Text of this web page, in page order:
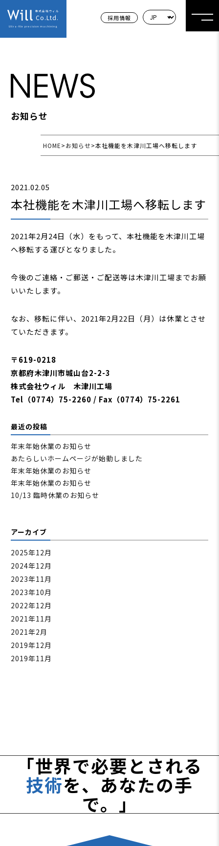
株式会社ウィル
Co.Ltd.
Ultra-file precision machining
採用情報
お知らせ
HOME>お知らせ>本社機能を木津川工場へ移転します
最近の投稿
年末年始休業のお知らせ
あたらしいホームページが始動しました
年末年始休業のお知らせ
年末年始休業のお知らせ
10/13 臨時休業のお知らせ
アーカイブ
2025年12月
2024年12月
2023年11月
2023年10月
2022年12月
2021年11月
2021年2月
2019年12月
2019年11月
2021.02.05
本社機能を木津川工場へ移転します
2021年2月24日（水）をもって、本社機能を木津川工場
へ移転する運びとなりました。
今後のご連絡・ご郵送・ご配送等は木津川工場までお願
いいたします。
なお、移転に伴い、2021年2月22日（月）は休業とさせ
ていただきます。
〒619-0218
京都府木津川市城山台2-2-3
株式会社ウィル 木津川工場
Tel（0774）75-2260 / Fax（0774）75-2261
「世界で必要とされる
技術を、あなたの手
で。」